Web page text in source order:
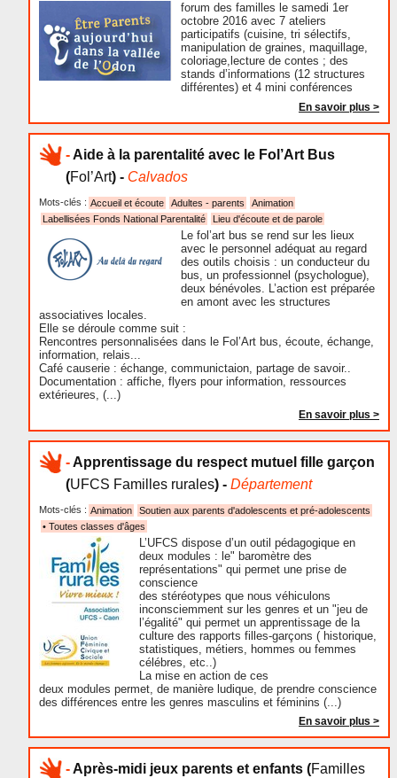
forum des familles le samedi 1er
octobre 2016 avec 7 ateliers
participatifs (cuisine, tri sélectifs,
manipulation de graines, maquillage,
coloriage,lecture de contes ; des
stands d’informations (12 structures
différentes) et 4 mini conférences
En savoir plus >
-Aide à la parentalité avec le Fol’Art Bus
(Fol’Art) - Calvados
Mots-clés : Accueil et écoute Adultes - parents
Animation
Labellisées Fonds National Parentalité
Lieu d'écoute et de parole
Le fol’art bus se rend sur les lieux
avec le personnel adéquat au regard
des outils choisis : un conducteur du
bus, un professionnel (psychologue),
deux bénévoles. L’action est préparée
en amont avec les structures
associatives locales.
Elle se déroule comme suit :
Rencontres personnalisées dans le Fol’Art bus, écoute, échange,
information, relais...
Café causerie : échange, communictaion, partage de savoir..
Documentation : affiche, flyers pour information, ressources
extérieures, (...)
En savoir plus >
-Apprentissage du respect mutuel fille garçon
(UFCS Familles rurales) - Département
Mots-clés : Animation
Soutien aux parents d'adolescents et pré-adolescents
• Toutes classes d'âges
L’UFCS dispose d’un outil pédagogique en
deux modules : le" baromètre des
représentations" qui permet une prise de
conscience
des stéréotypes que nous véhiculons
inconsciemment sur les genres et un "jeu de
l’égalité" qui permet un apprentissage de la
culture des rapports filles-garçons ( historique,
statistiques, métiers, hommes ou femmes
célébres, etc..)
La mise en action de ces
deux modules permet, de manière ludique, de prendre conscience
des différences entre les genres masculins et féminins (...)
En savoir plus >
-Après-midi jeux parents et enfants (Familles